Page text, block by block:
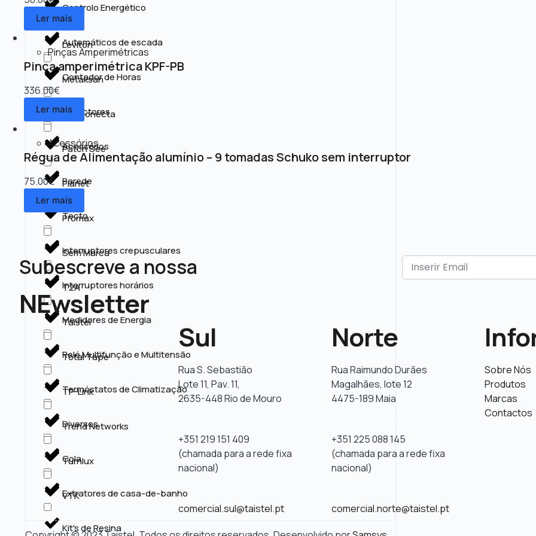
Controlo Energético
Automáticos de escada
Contador de Horas
Detectores
Acessórios
Parede
Tecto
Interruptores crepusculares
Interruptores horários
Medidores de Energia
Relé Multifunção e Multitensão
Termóstatos de Climatização
Diversos
Cola
Extratores de casa-de-banho
Kit's de Resina
Kss
Leviton
Metaksan
MM Conecta
Patch See
Planet
Promax
Sem Marca
T2A
Taistel
Total Tape
TP-Link
Trend Networks
Turnlux
VTK
Ler mais
Pinças Amperimétricas
Pinça amperimétrica KPF-PB
336.00€
Ler mais
Acessórios
Régua de Alimentação alumínio – 9 tomadas Schuko sem interruptor
75.00€
Ler mais
Subescreve a nossa
NEwsletter
Sul
Rua S. Sebastião
Lote 11, Pav. 11,
2635-448 Rio de Mouro
+351 219 151 409
(chamada para a rede fixa
nacional)
comercial.sul@taistel.pt
Norte
Rua Raimundo Durães
Magalhães, lote 12
4475-189 Maia
+351 225 088 145
(chamada para a rede fixa
nacional)
comercial.norte@taistel.pt
Sobre Nós
Produtos
Marcas
Contactos